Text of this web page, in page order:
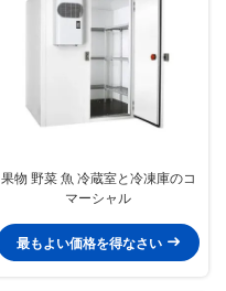
果物 野菜 魚 冷蔵室と冷凍庫のコ
マーシャル
最もよい価格を得なさい